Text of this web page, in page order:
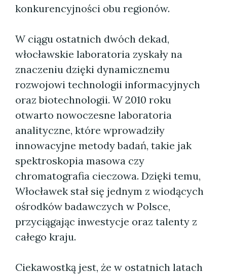
konkurencyjności obu regionów.
W ciągu ostatnich dwóch dekad,
włocławskie laboratoria zyskały na
znaczeniu dzięki dynamicznemu
rozwojowi technologii informacyjnych
oraz biotechnologii. W 2010 roku
otwarto nowoczesne laboratoria
analityczne, które wprowadziły
innowacyjne metody badań, takie jak
spektroskopia masowa czy
chromatografia cieczowa. Dzięki temu,
Włocławek stał się jednym z wiodących
ośrodków badawczych w Polsce,
przyciągając inwestycje oraz talenty z
całego kraju.
Ciekawostką jest, że w ostatnich latach